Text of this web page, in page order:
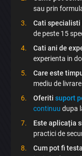
sau prin
Cati specialisti
de peste 15
Cati ani de
experienta in
Care este
mediu de
Oferitisuport
continuu dupa
Este aplicația
practici de
Cum pot fi